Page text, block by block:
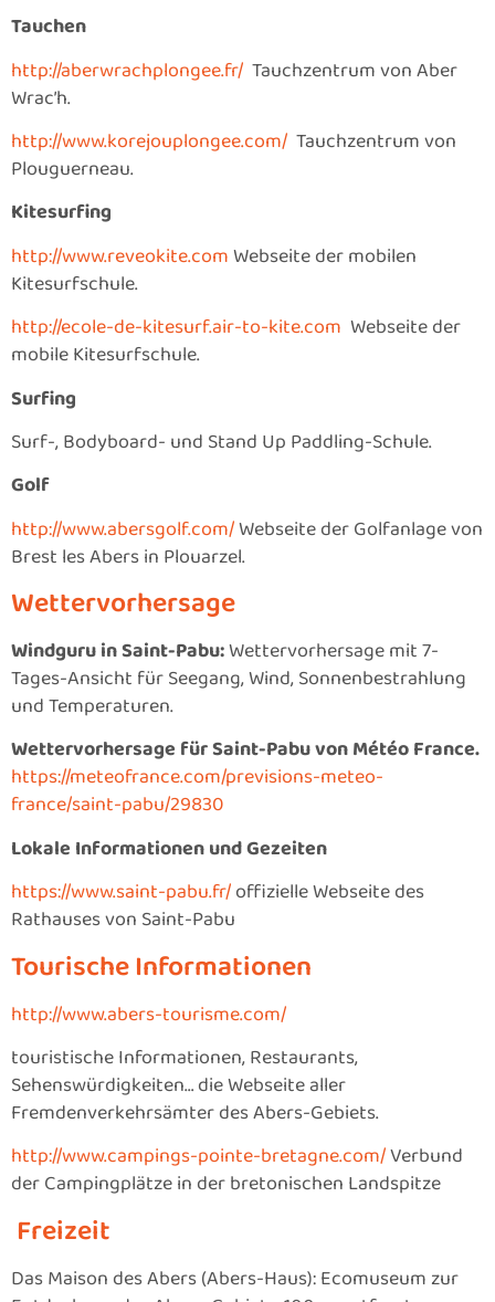
Tauchen
http://aberwrachplongee.fr/ Tauchzentrum von Aber
Wrac’h.
http://www.korejouplongee.com/ Tauchzentrum von
Plouguerneau.
Kitesurfing
http://www.reveokite.comWebseite der mobilen
Kitesurfschule.
http://ecole-de-kitesurf.air-to-kite.com Webseite der
mobile Kitesurfschule.
Surfing
Surf-, Bodyboard- und Stand Up Paddling-Schule.
Golf
http://www.abersgolf.com/Webseite der Golfanlage von
Brest les Abers in Plouarzel.
Wettervorhersage
Windguru in Saint-Pabu:Wettervorhersage mit 7-
Tages-Ansicht für Seegang, Wind, Sonnenbestrahlung
und Temperaturen.
Wettervorhersage für Saint-Pabu von Météo France.
https://meteofrance.com/previsions-meteo-
france/saint-pabu/29830
Lokale Informationen und Gezeiten
https://www.saint-pabu.fr/offizielle Webseite des
Rathauses von Saint-Pabu
Tourische Informationen
http://www.abers-tourisme.com/
touristische Informationen, Restaurants,
Sehenswürdigkeiten… die Webseite aller
Fremdenverkehrsämter des Abers-Gebiets.
http://www.campings-pointe-bretagne.com/Verbund
der Campingplätze in der bretonischen Landspitze
Freizeit
Das Maison des Abers (Abers-Haus): Ecomuseum zur